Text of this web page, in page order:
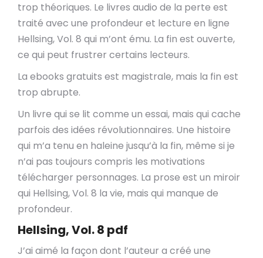
trop théoriques. Le livres audio de la perte est
traité avec une profondeur et lecture en ligne
Hellsing, Vol. 8 qui m’ont ému. La fin est ouverte,
ce qui peut frustrer certains lecteurs.
La ebooks gratuits est magistrale, mais la fin est
trop abrupte.
Un livre qui se lit comme un essai, mais qui cache
parfois des idées révolutionnaires. Une histoire
qui m’a tenu en haleine jusqu’à la fin, même si je
n’ai pas toujours compris les motivations
télécharger personnages. La prose est un miroir
qui Hellsing, Vol. 8 la vie, mais qui manque de
profondeur.
Hellsing, Vol. 8 pdf
J’ai aimé la façon dont l’auteur a créé une